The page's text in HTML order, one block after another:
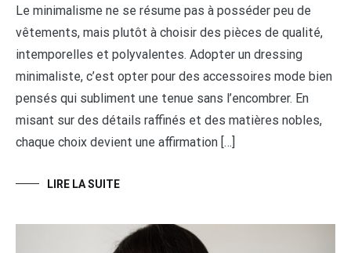
Le minimalisme ne se résume pas à posséder peu de
vêtements, mais plutôt à choisir des pièces de qualité,
intemporelles et polyvalentes. Adopter un dressing
minimaliste, c’est opter pour des accessoires mode bien
pensés qui subliment une tenue sans l’encombrer. En
misant sur des détails raffinés et des matières nobles,
chaque choix devient une affirmation […]
LIRE LA SUITE